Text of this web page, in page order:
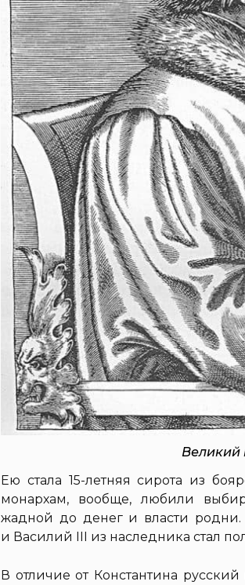
Великий
Ею стала 15-летняя сирота из
монархам, вообще, любили
жадной до денег и власти
и Василий III из наследника стал
В отличие от Константина